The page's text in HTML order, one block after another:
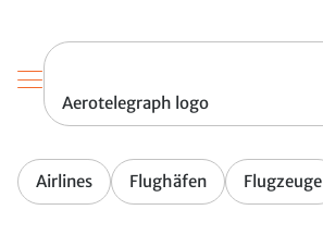
Aerotelegraph logo
Airlines Flughäfen Flugzeuge